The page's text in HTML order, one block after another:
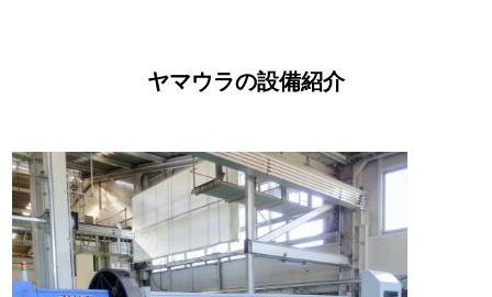
ヤマウラの設備紹介